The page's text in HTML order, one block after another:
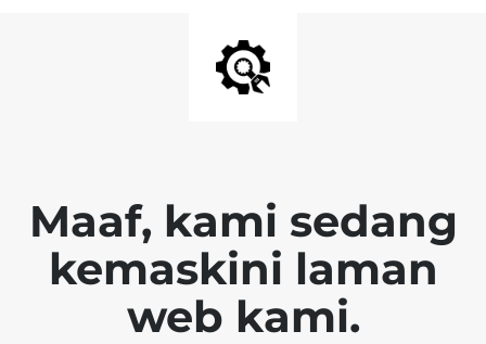
Maaf, kami sedang
kemaskini laman
web kami.